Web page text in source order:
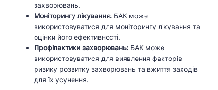
захворювань.
Моніторингу лікування: БАК може
використовуватися для моніторингу лікування та
оцінки його ефективності.
Профілактики захворювань: БАК може
використовуватися для виявлення факторів
ризику розвитку захворювань та вжиття заходів
для їх усунення.